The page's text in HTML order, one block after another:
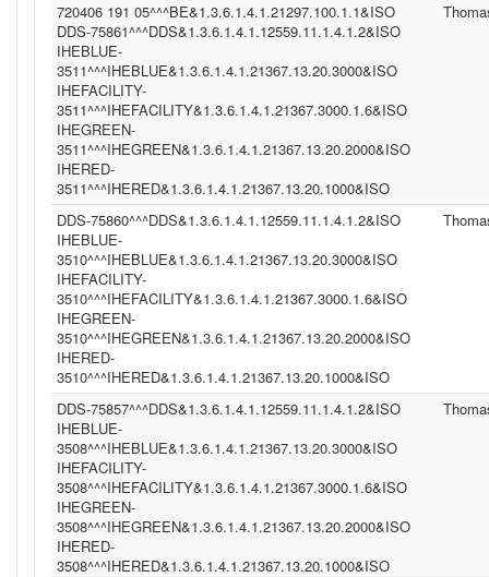
720406 191 05^^^BE&1.3.6.1.4.1.21297.100.1.1&ISO
DDS-75861^^^DDS&1.3.6.1.4.1.12559.11.1.4.1.2&ISO
IHEBLUE-
3511^^^IHEBLUE&1.3.6.1.4.1.21367.13.20.3000&ISO
IHEFACILITY-
3511^^^IHEFACILITY&1.3.6.1.4.1.21367.3000.1.6&ISO
IHEGREEN-
3511^^^IHEGREEN&1.3.6.1.4.1.21367.13.20.2000&ISO
IHERED-
3511^^^IHERED&1.3.6.1.4.1.21367.13.20.1000&ISO
DDS-75860^^^DDS&1.3.6.1.4.1.12559.11.1.4.1.2&ISO
IHEBLUE-
3510^^^IHEBLUE&1.3.6.1.4.1.21367.13.20.3000&ISO
IHEFACILITY-
3510^^^IHEFACILITY&1.3.6.1.4.1.21367.3000.1.6&ISO
IHEGREEN-
3510^^^IHEGREEN&1.3.6.1.4.1.21367.13.20.2000&ISO
IHERED-
3510^^^IHERED&1.3.6.1.4.1.21367.13.20.1000&ISO
DDS-75857^^^DDS&1.3.6.1.4.1.12559.11.1.4.1.2&ISO
IHEBLUE-
3508^^^IHEBLUE&1.3.6.1.4.1.21367.13.20.3000&ISO
IHEFACILITY-
3508^^^IHEFACILITY&1.3.6.1.4.1.21367.3000.1.6&ISO
IHEGREEN-
3508^^^IHEGREEN&1.3.6.1.4.1.21367.13.20.2000&ISO
IHERED-
3508^^^IHERED&1.3.6.1.4.1.21367.13.20.1000&ISO